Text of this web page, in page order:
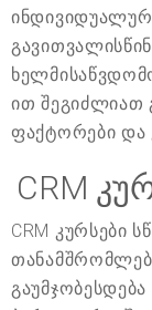
ით შეგიძლიათ
ფაქტორები და
CRM
CRM კურსები
გაუმჯობესდება